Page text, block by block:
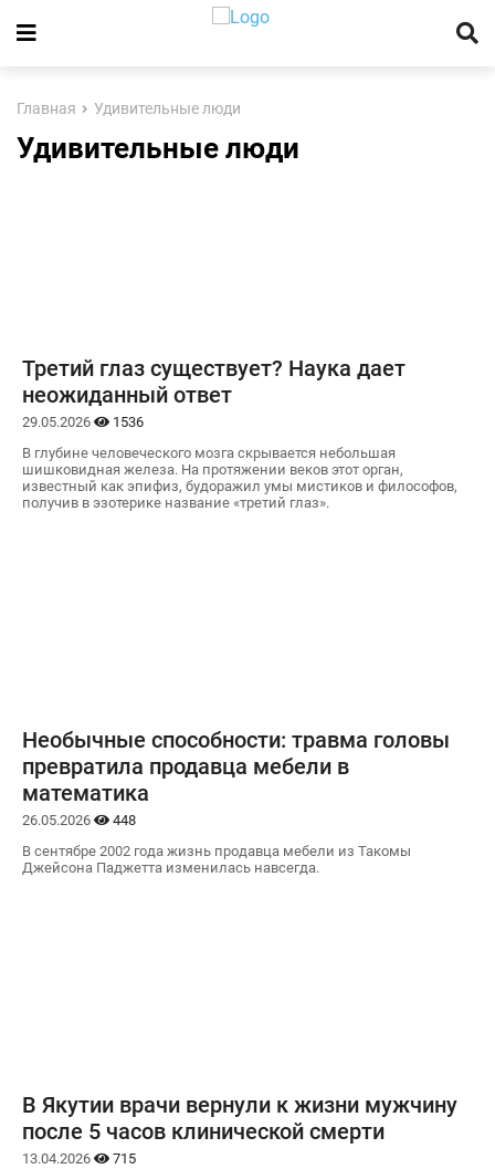
Главная Удивительные люди
Удивительные люди
Третий глаз существует? Наука дает
неожиданный ответ
29.05.2026
1536
В глубине человеческого мозга скрывается небольшая
шишковидная железа. На протяжении веков этот орган,
известный как эпифиз, будоражил умы мистиков и философов,
получив в эзотерике название «третий глаз».
Необычные способности: травма головы
превратила продавца мебели в
математика
26.05.2026
448
В сентябре 2002 года жизнь продавца мебели из Такомы
Джейсона Паджетта изменилась навсегда.
В Якутии врачи вернули к жизни мужчину
после 5 часов клинической смерти
13.04.2026
715